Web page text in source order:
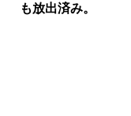
も放出済み。